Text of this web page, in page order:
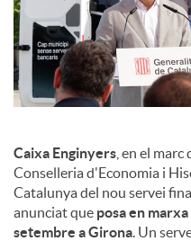
Caixa Enginyers , en el
Conselleria d'Economia i
Catalunya del nou servei
anunciat que posa en
setembre a Girona . Un